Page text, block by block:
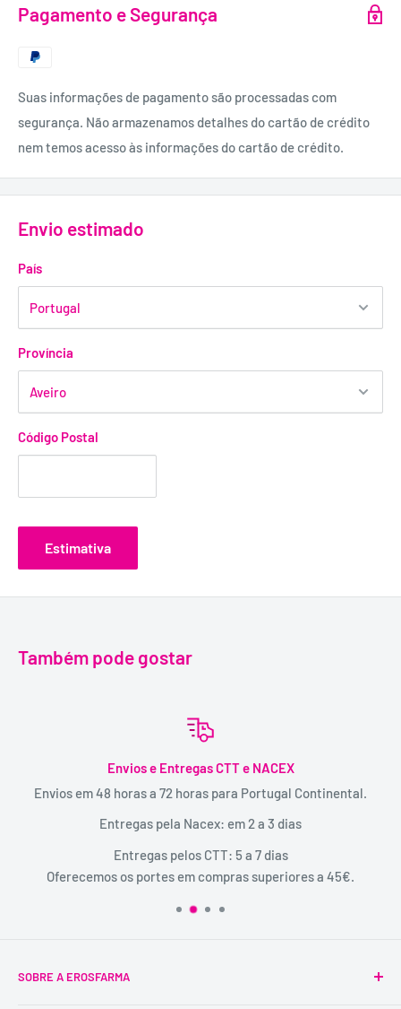
- Largura nominal: 54mm;
com controlos de qualidade rigorosos durante a produção. Os
preservativos Control Adapta são eficazes como contracetivo
e protegem de doenças sexualmente transmissíveis.
Pagamento e Segurança
Suas informações de pagamento são processadas com
segurança. Não armazenamos detalhes do cartão de crédito
nem temos acesso às informações do cartão de crédito.
Envio estimado
País
Província
Código Postal
Estimativa
Também pode gostar
Envios e Entregas CTT e NACEX
Envios em 48 horas a 72 horas para Portugal Continental.
Entregas pela Nacex: em 2 a 3 dias
Entregas pelos CTT: 5 a 7 dias
Oferecemos os portes em compras superiores a 45€.
SOBRE A EROSFARMA